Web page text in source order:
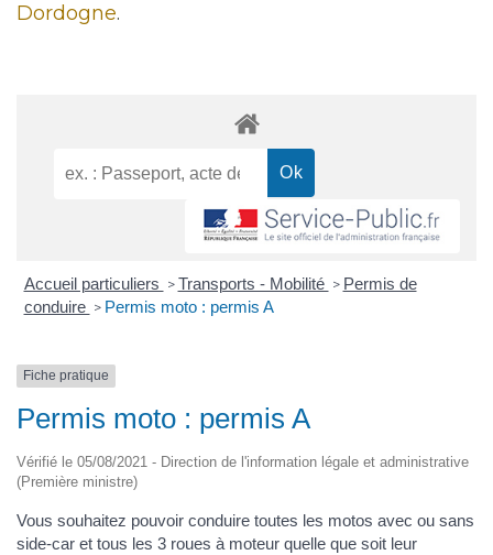
Dordogne.
Accueil particuliers > Transports - Mobilité > Permis de
conduire > Permis moto : permis A
Fiche pratique
Permis moto : permis A
Vérifié le 05/08/2021 - Direction de l'information légale et administrative
(Première ministre)
Vous souhaitez pouvoir conduire toutes les motos avec ou sans
side-car et tous les 3 roues à moteur quelle que soit leur